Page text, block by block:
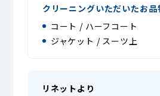
クリーニングいただいたお品
コート / ハーフコート
ジャケット / スーツ上
リネットより